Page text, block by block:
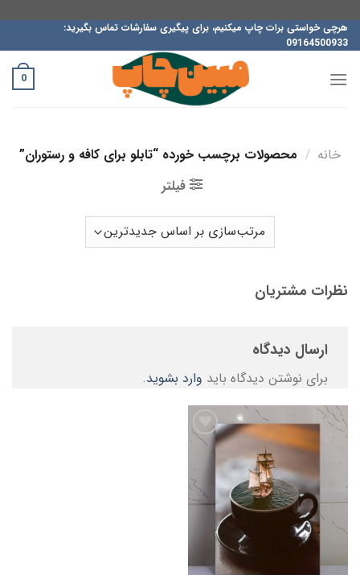
محتوا
بروید
هرچی خواستی برات چاپ میکنیم، برای پیگیری سفارشات تماس بگیرید:
09164500933
0
خانه / محصولات برچسب خورده “تابلو برای کافه و رستوران”
فیلتر
نظرات مشتریان
ارسال دیدگاه
برای نوشتن دیدگاه باید وارد بشوید.
افزودن
علاقه
مندی